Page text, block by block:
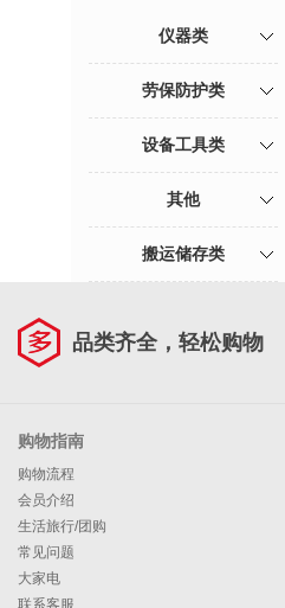
仪器类
劳保防护类
设备工具类
其他
搬运储存类
品类齐全，轻松购物
购物指南
购物流程
会员介绍
生活旅行/团购
常见问题
大家电
联系客服